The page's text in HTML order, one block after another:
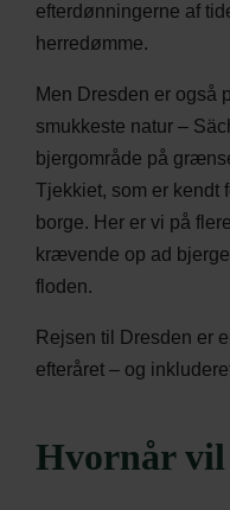
efterdønningerne af
herredømme.
Men Dresden er også
smukkeste natur –
bjergområde på
Tjekkiet, som er kendt
borge. Her er vi på
krævende op ad
floden.
Rejsen til Dresden er
efteråret – og
Hvornår vil